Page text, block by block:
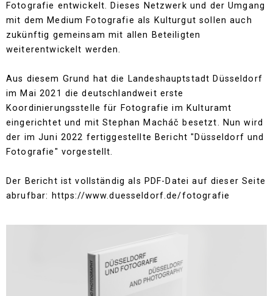
Fotografie entwickelt. Dieses Netzwerk und der Umgang
mit dem Medium Fotografie als Kulturgut sollen auch
zukünftig gemeinsam mit allen Beteiligten
weiterentwickelt werden.
Aus diesem Grund hat die Landeshauptstadt Düsseldorf
im Mai 2021 die deutschlandweit erste
Koordinierungsstelle für Fotografie im Kulturamt
eingerichtet und mit Stephan Macháč besetzt. Nun wird
der im Juni 2022 fertiggestellte Bericht "Düsseldorf und
Fotografie" vorgestellt.
Der Bericht ist vollständig als PDF-Datei auf dieser Seite
abrufbar: https://www.duesseldorf.de/fotografie